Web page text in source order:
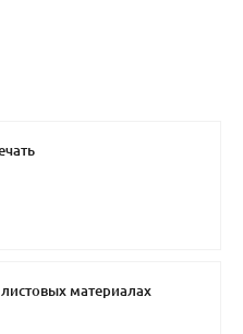
материалах